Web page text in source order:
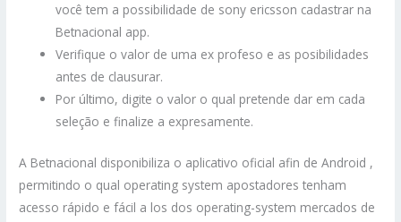
você tem a possibilidade de sony ericsson cadastrar na
Betnacional app.
Verifique o valor de uma ex profeso e as posibilidades
antes de clausurar.
Por último, digite o valor o qual pretende dar em cada
seleção e finalize a expresamente.
A Betnacional disponibiliza o aplicativo oficial afin de Android ,
permitindo o qual operating system apostadores tenham
acesso rápido e fácil a los dos operating-system mercados de